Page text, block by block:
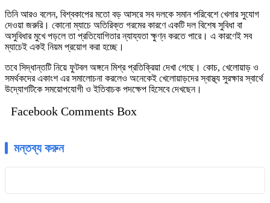
তিনি আরও বলেন, বিশ্বকাপের মতো বড় আসরে সব দলকে সমান পরিবেশে খেলার সুযোগ
দেওয়া জরুরি। কোনো ম্যাচে অতিরিক্ত গরমের কারণে একটি দল বিশেষ সুবিধা বা
অসুবিধার মুখে পড়লে তা প্রতিযোগিতার ন্যায্যতা ক্ষুণ্ন করতে পারে। এ কারণেই সব
ম্যাচেই একই নিয়ম প্রয়োগ করা হচ্ছে।
তবে সিদ্ধান্তটি নিয়ে ফুটবল অঙ্গনে মিশ্র প্রতিক্রিয়া দেখা গেছে। কোচ, খেলোয়াড় ও
সমর্থকদের একাংশ এর সমালোচনা করলেও অনেকেই খেলোয়াড়দের স্বাস্থ্য সুরক্ষার স্বার্থে
উদ্যোগটিকে সময়োপযোগী ও ইতিবাচক পদক্ষেপ হিসেবে দেখছেন।
Facebook Comments Box
মন্তব্য করুন